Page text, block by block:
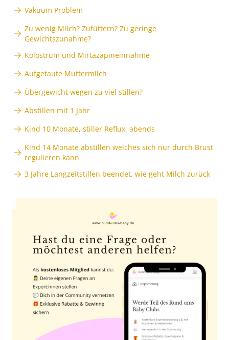
Vakuum Problem
Zu wenig Milch? Zufüttern? Zu geringe
Gewichtszunahme?
Kolostrum und Mirtazapineinnahme
Aufgetaute Muttermilch
Übergewicht wegen zu viel stillen?
Abstillen mit 1 Jahr
Kind 10 Monate, stiller Reflux, abends
Kind 14 Monate abstillen welches sich nur durch Brust
regulieren kann
3 Jahre Langzeitstillen beendet, wie geht Milch zurück